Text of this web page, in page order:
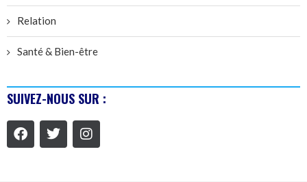
Relation
Santé & Bien-être
SUIVEZ-NOUS SUR :